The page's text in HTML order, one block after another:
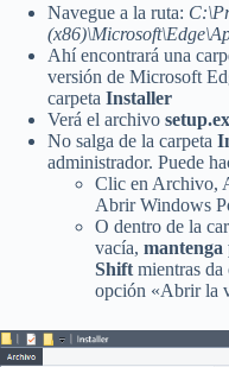
Navegue a la ruta:
Ahí encontrará una
versión de Microsoft
carpeta Installer
Verá el archivo
No salga de la carpeta
administrador. Puede
Clic en Archivo,
Abrir Windows
O dentro de la
vacía, mantenga
Shift mientras da
opción «Abrir la